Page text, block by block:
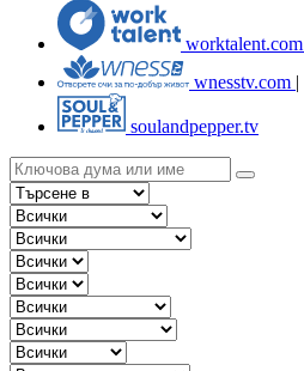
worktalent.com
wnesstv.com |
soulandpepper.tv